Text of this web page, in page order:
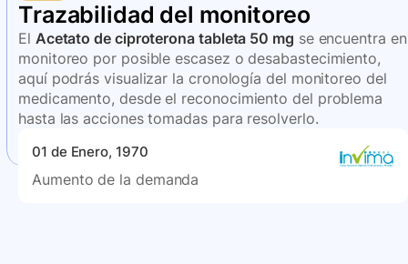
Trazabilidad del monitoreo
El Acetato de ciproterona tableta 50 mg se encuentra en
monitoreo por posible escasez o desabastecimiento,
aquí podrás visualizar la cronología del monitoreo del
medicamento, desde el reconocimiento del problema
hasta las acciones tomadas para resolverlo.
01 de Enero, 1970
Aumento de la demanda